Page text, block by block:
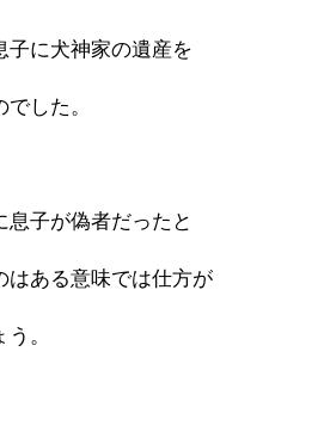
子に犬神家の遺産を
した。
息子が偽者だったと
はある意味では仕方が
。